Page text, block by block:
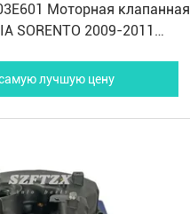
Моторная клапанная
SORENTO 2009-2011
лучшую цену